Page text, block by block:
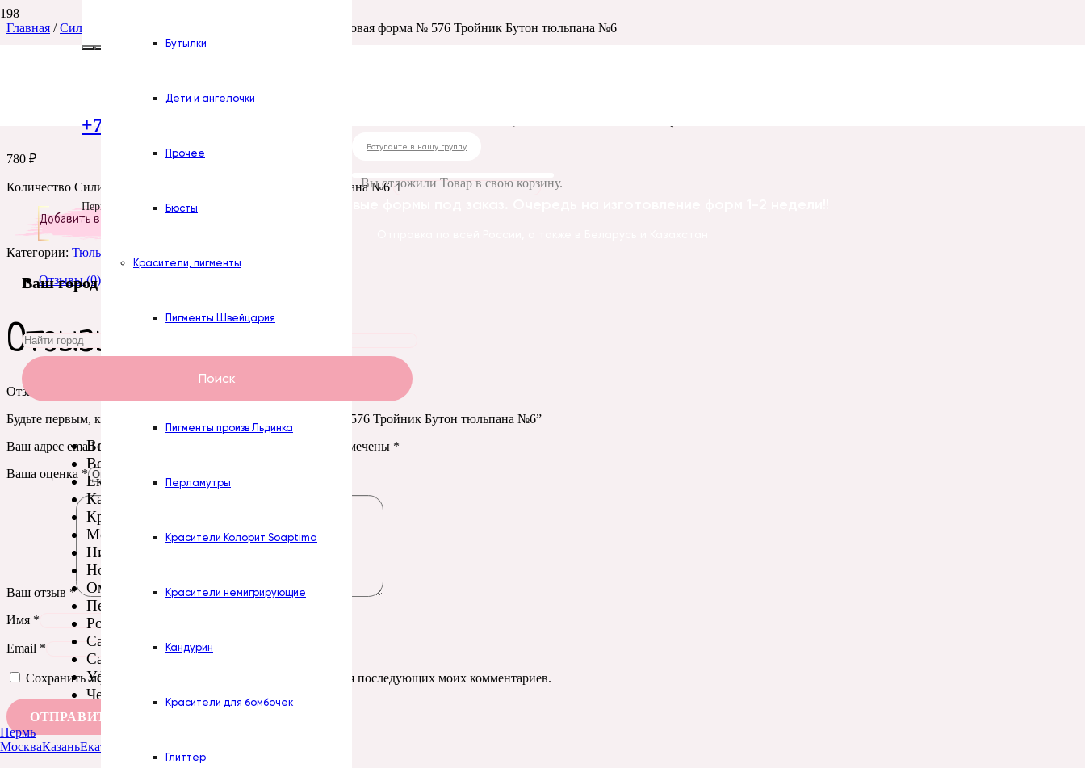
+7 (922) 300-51-06
Пермь
Бутылки
Дети и ангелочки
Прочее
Бюсты
Красители, пигменты
Пигменты Швейцария
Пасты Турция
Пигменты произв Льдинка
Перламутры
Красители Колорит Soaptima
Красители немигрирующие
Кандурин
Красители для бомбочек
Глиттер
Вступайте в нашу группу
Вы отложилиТовар в свою корзину.
Ваш город
Поиск
Волгоград
Воронеж
Екатеринбург
Казань
Красноярск
Москва
Нижний Новгород
Новосибирск
Омск
Пермь
Ростов-на-Дону
Самара
Санкт-Петербург
Уфа
Челябинск
Пермь
МоскваКазаньЕкатеринбург
Главная /Силиконовые формы / Силиконовая форма № 576 Тройник Бутон тюльпана №6
Силиконовая форма № 576 Тройник Бутон тюльпана №6
780 ₽
Количество Силиконовая форма № 576 Тройник Бутон тюльпана №6
Добавить в корзину
Категории: Тюльпаны
Отзывы (0)
Отзывы
Отзывов пока нет.
Будьте первым, кто оставил отзыв на “Силиконовая форма № 576 Тройник Бутон тюльпана №6”
Ваш адрес email не будет опубликован.
Обязательные поля помечены *
Ваша оценка *
Ваш отзыв *
Имя *
Email *
Сохранить моё имя, email и адрес сайта в этом браузере для последующих моих комментариев.